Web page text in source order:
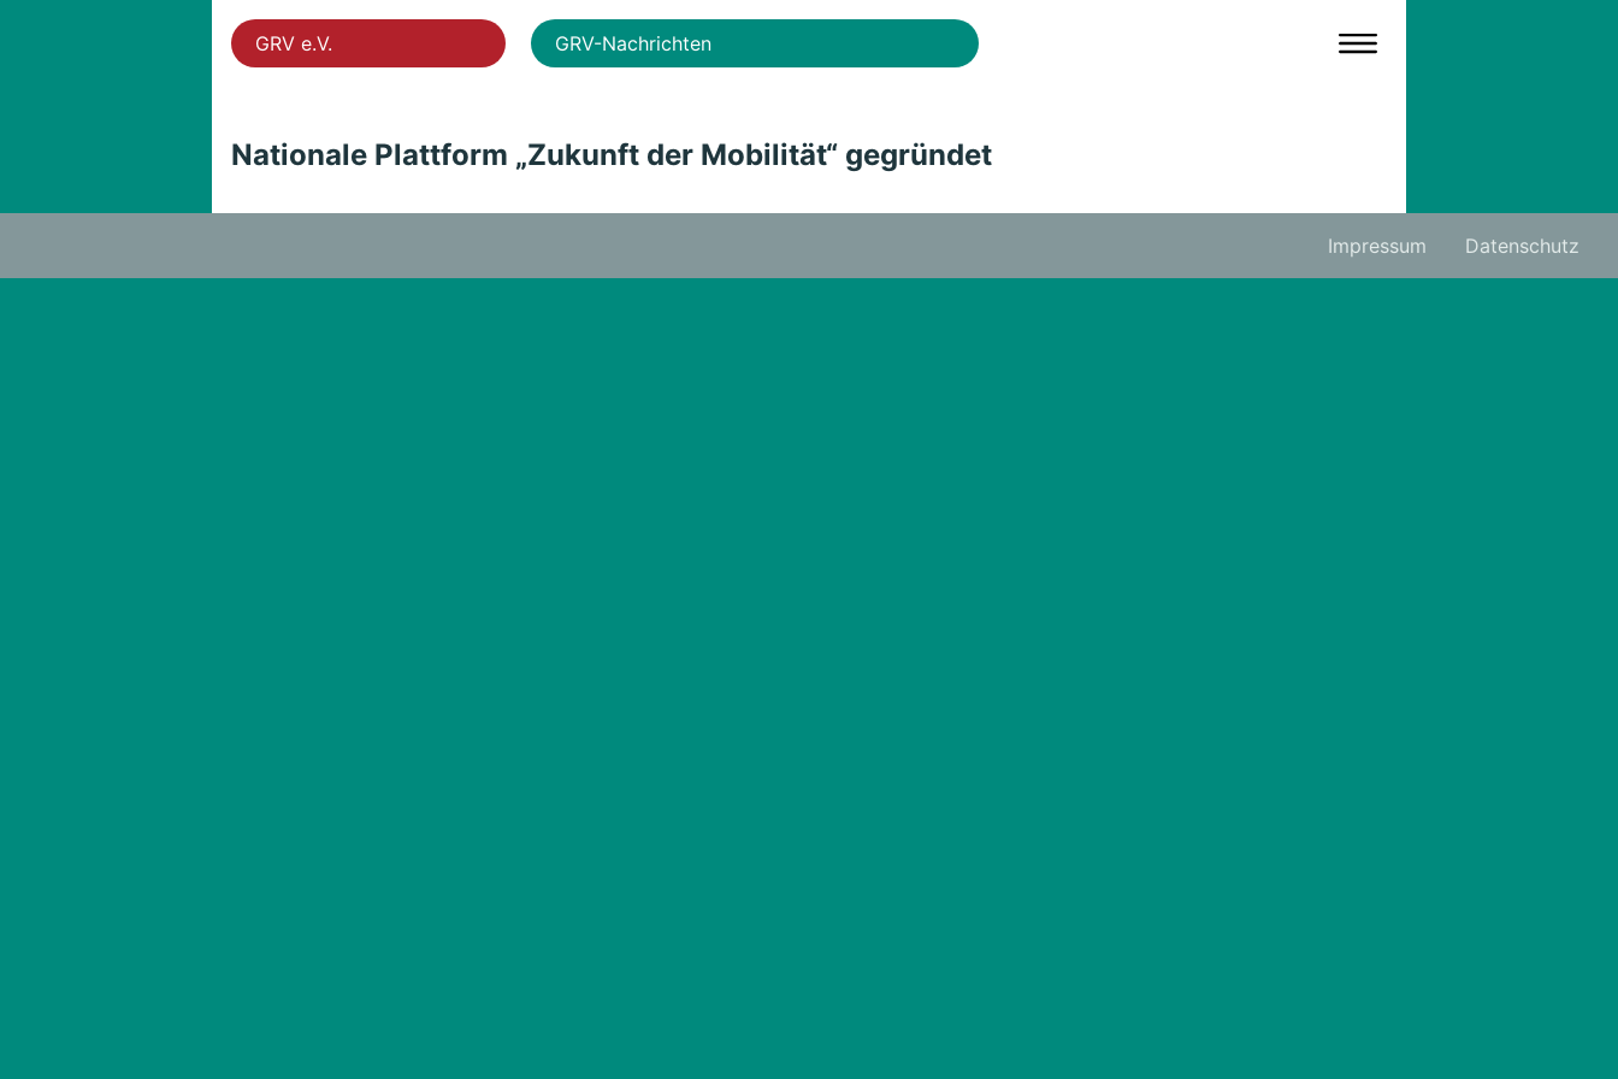
GRV e.V. GRV-Nachrichten
Nationale Plattform „Zukunft der Mobilität“ gegründet
Impressum Datenschutz